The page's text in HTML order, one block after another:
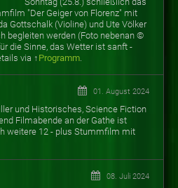
"Der Geiger von Florenz" mit
Gottschalk (Violine) und Ute Völker
begleiten werden (Foto nebenan ©
die Sinne, das Wetter ist sanft -
via ↑ Programm.
01. August 2024
und Historisches, Science Fiction
Filmabende an der Gathe ist
weitere 12 - plus Stummfilm mit
08. Juli 2024